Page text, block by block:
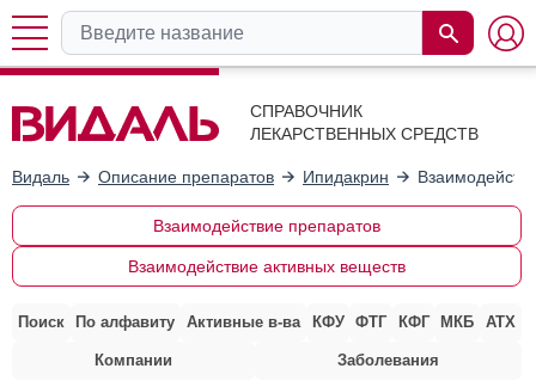
СПРАВОЧНИК
ЛЕКАРСТВЕННЫХ СРЕДСТВ
Видаль Описание препаратов Ипидакрин
Взаимодействие препаратов
Взаимодействие активных веществ
Поиск По алфавиту Активные в-ва КФУ ФТГ КФГ МКБ АТХ
Компании Заболевания